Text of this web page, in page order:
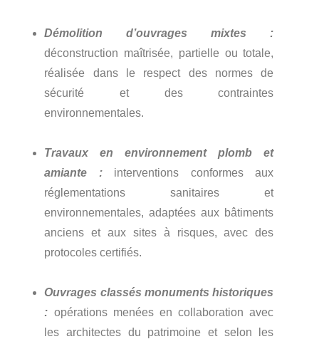
Démolition d’ouvrages mixtes :
déconstruction maîtrisée, partielle ou totale,
réalisée dans le respect des normes de
sécurité et des contraintes
environnementales.
Travaux en environnement plomb et
amiante :interventions conformes aux
réglementations sanitaires et
environnementales, adaptées aux bâtiments
anciens et aux sites à risques, avec des
protocoles certifiés.
Ouvrages classés monuments historiques
: opérations menées en collaboration avec
les architectes du patrimoine et selon les